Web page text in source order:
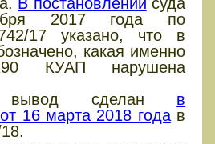
2017 года по
17 указано, что в
какая именно
КУАП нарушена
вывод сделан в
16 марта 2018 годав